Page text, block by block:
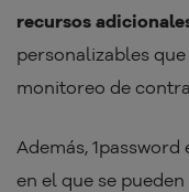
recursos
personalizables
monitoreo de
Además, 1password
en el que se